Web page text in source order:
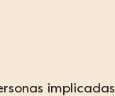
implicadas